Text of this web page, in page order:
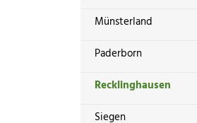
Münsterland
Paderborn
Recklinghausen
Siegen